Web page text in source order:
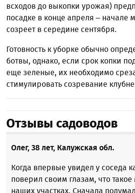
всходов до выкопки урожая)
посадке в конце апреля – начале
созреет в середине сентября.
Готовность к уборке обычно
ботвы, однако, если срок копки
еще зеленые, их необходимо
стимулировать созревание
Отзывы садоводов
Олег, 38 лет, Калужская обл.
Когда впервые увидел у соседа
поверил своим глазам, что
наших участках. Сначала